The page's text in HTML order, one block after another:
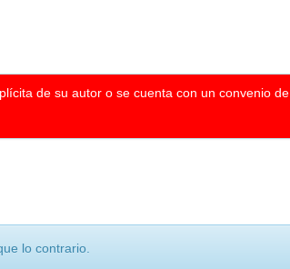
de su autor o se cuenta con un convenio de
lo contrario.